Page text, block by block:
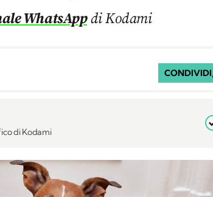
WhatsAppdi Kodami
CONDIVIDI
di Kodami